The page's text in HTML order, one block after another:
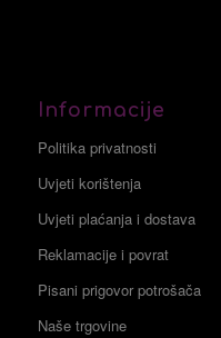
Informacije
Politika privatnosti
Uvjeti korištenja
Uvjeti plaćanja i dostava
Reklamacije i povrat
Pisani prigovor potrošača
Naše trgovine